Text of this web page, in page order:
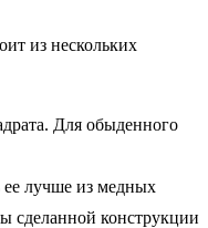
из нескольких
Для обыденного
ее лучше из медных
сделанной конструкции